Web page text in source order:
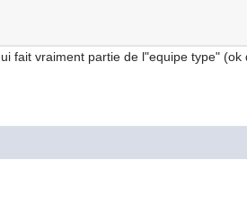
fait vraiment partie de l"equipe type"